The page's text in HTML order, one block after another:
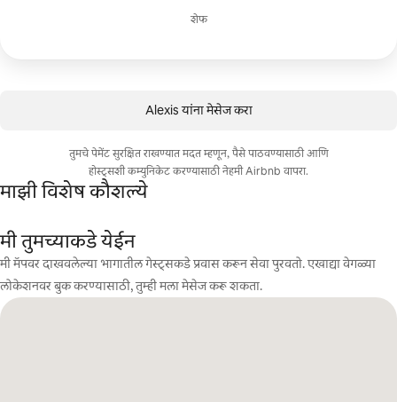
शेफ
Alexis यांना मेसेज करा
तुमचे पेमेंट सुरक्षित राखण्यात मदत म्हणून, पैसे पाठवण्यासाठी आणि
होस्ट्सशी कम्युनिकेट करण्यासाठी नेहमी Airbnb वापरा.
माझी विशेष कौशल्ये
मी तुमच्याकडे येईन
मी मॅपवर दाखवलेल्या भागातील गेस्ट्सकडे प्रवास करून सेवा पुरवतो. एखाद्या वेगळ्या
लोकेशनवर बुक करण्यासाठी, तुम्ही मला मेसेज करू शकता.